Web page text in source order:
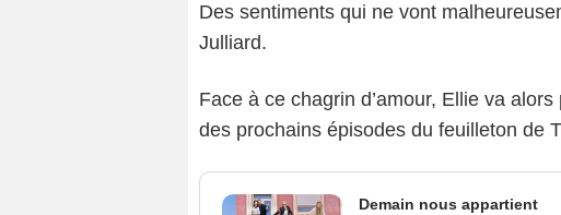
Des sentiments qui ne vont
Julliard.
Face à ce chagrin d’amour, Ellie va
des prochains épisodes du feuilleton de
Demain nous appartient